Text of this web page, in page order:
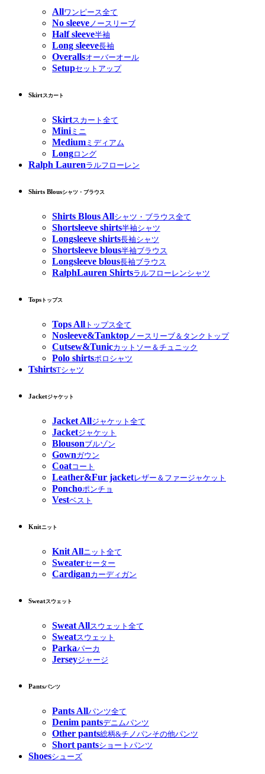
Allワンピース全て
No sleeveノースリーブ
Half sleeve半袖
Long sleeve長袖
Overallsオーバーオール
Setupセットアップ
Skirtスカート
Skirtスカート全て
Miniミニ
Medium ミディアム
Longロング
Ralph Laurenラルフローレン
Shirts Blousシャツ・ブラウス
Shirts Blous Allシャツ・ブラウス全て
Shortsleeve shirts半袖シャツ
Longsleeve shirts長袖シャツ
Shortsleeve blous半袖ブラウス
Longsleeve blous長袖ブラウス
RalphLauren Shirtsラルフローレンシャツ
Tops トップス
Tops All トップス全て
Nosleeve&Tanktop ノースリーブ＆タンクトップ
Cutsew&Tunicカットソー＆チュニック
Polo shirtsポロシャツ
TshirtsTシャツ
Jacketジャケット
Jacket Allジャケット全て
Jacketジャケット
Blousonブルゾン
Gownガウン
Coatコート
Leather&Fur jacketレザー＆ファージャケット
Ponchoポンチョ
Vestベスト
Knitニット
Knit Allニット全て
Sweaterセーター
Cardiganカーディガン
Sweatスウェット
Sweat Allスウェット全て
Sweatスウェット
Parkaパーカ
Jerseyジャージ
Pantsパンツ
Pants Allパンツ全て
Denim pantsデニムパンツ
Other pants総柄&チノパンその他パンツ
Short pantsショートパンツ
Shoesシューズ